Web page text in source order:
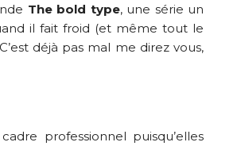
The bold type, une série un
il fait froid (et même tout le
déjà pas mal me direz vous,
professionnel puisqu’elles